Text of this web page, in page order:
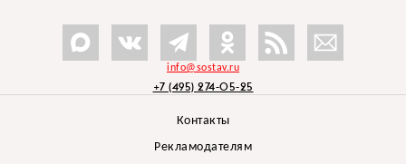
info@sostav.ru
+7 (495) 274-05-25
Контакты
Рекламодателям